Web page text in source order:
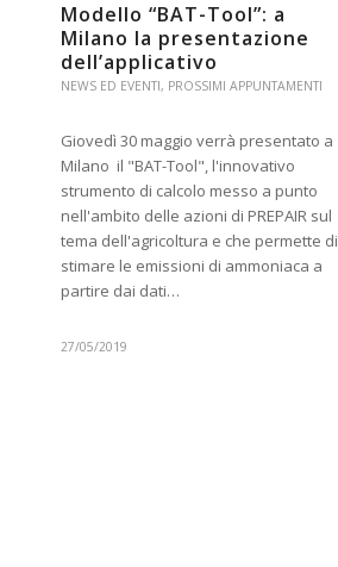
Modello “BAT-Tool”: a
Milano la presentazione
dell’applicativo
NEWS ED EVENTI, PROSSIMI APPUNTAMENTI
Giovedì 30 maggio verrà presentato a
Milano il "BAT-Tool", l'innovativo
strumento di calcolo messo a punto
nell'ambito delle azioni di PREPAIR sul
tema dell'agricoltura e che permette di
stimare le emissioni di ammoniaca a
partire dai dati…
27/05/2019